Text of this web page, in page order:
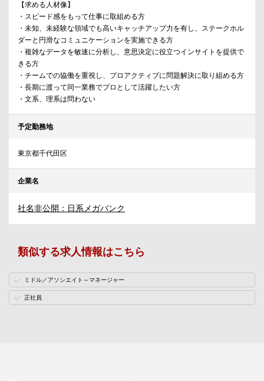
【求める人材像】
・スピード感をもって仕事に取組める方
・未知、未経験な領域でも高いキャッチアップ力を有し、ステークホル
ダーと円滑なコミュニケーションを実施できる方
・複雑なデータを敏速に分析し、意思決定に役立つインサイトを提供で
きる方
・チームでの協働を重視し、プロアクティブに問題解決に取り組める方
・長期に渡って同一業務でプロとして活躍したい方
・文系、理系は問わない
予定勤務地
東京都千代田区
企業名
社名非公開：日系メガバンク
類似する求人情報はこちら
ミドル／アソシエイト～マネージャー
正社員